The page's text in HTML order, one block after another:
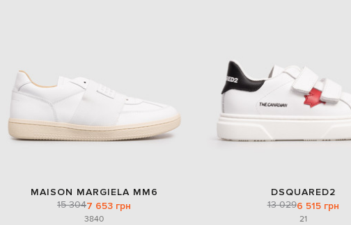
MAISON MARGIELA MM6
15 3047 653 грн
3840
DSQUARED2
13 0296 515 грн
21